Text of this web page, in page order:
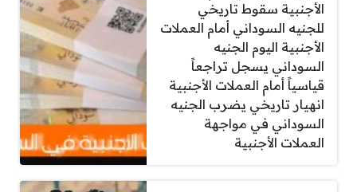
الأجنبية سقوط تاريخي
للجنيه السوداني أمام العملات
الأجنبية اليوم الجنيه
السوداني يسجل تراجعاً
قياسياً أمام العملات الأجنبية
انهيار تاريخي يضرب الجنيه
السوداني في مواجهة
العملات الأجنبية